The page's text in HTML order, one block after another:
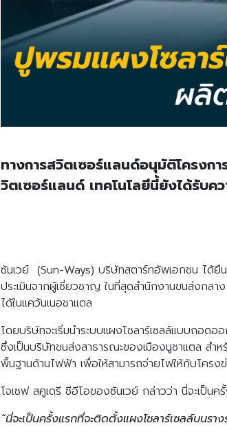
ทางการสวิตเซอร์แลนด์อนุมัติโครงก
วิตเซอร์แลนด์ เทคโนโลยีนี้ยังได้รับคว
ซันเวย์ (Sun-Ways) บริษัทสตาร์ทอัพเอกชน ได้ยืน
ประเมินจากผู้เชี่ยวชาญ ในที่สุดสำนักงานขนส่งกล
ได้ในแคว้นเนอชาแตล
โดยบริษัทจะเริ่มนำระบบแผงโซลาร์เซลล์แบบถอด
ซึ่งเป็นบริษัทขนส่งสาธารณะของเมืองนูชาแตล สำ
พื้นฐานด้านไฟฟ้า เพื่อให้สามารถจ่ายไฟให้กับโค
โจเซฟ สคูเดรี ซีอีโอของซันเวย์ กล่าวว่า นี่จะเป็นค
“นี่จะเป็นครั้งแรกที่จะติดตั้งแผงโซลาร์เซลล์บนรา